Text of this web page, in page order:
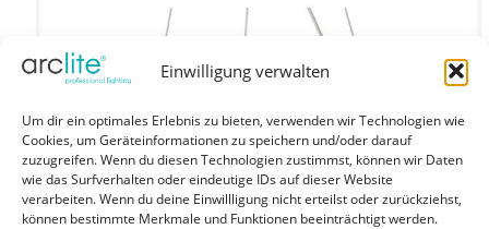
Einwilligung verwalten
Um dir ein optimales Erlebnis zu bieten, verwenden wir Technologien wie
Cookies, um Geräteinformationen zu speichern und/oder darauf
zuzugreifen. Wenn du diesen Technologien zustimmst, können wir Daten
wie das Surfverhalten oder eindeutige IDs auf dieser Website
verarbeiten. Wenn du deine Einwillligung nicht erteilst oder zurückziehst,
können bestimmte Merkmale und Funktionen beeinträchtigt werden.